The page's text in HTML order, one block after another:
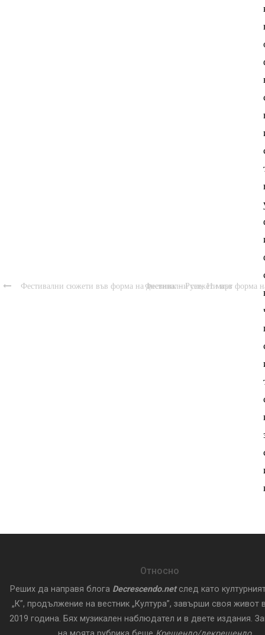
 Фестивални сюжети във форма на дневник – Русе, 11 март
Фестивални сюжети във форма
Относно
Реших да направя блога Decrescendo.net след като
„К”, продължение на вестник „Култура”, завърши своя живот
2019 година. Бях музикален наблюдател и в двете издания.